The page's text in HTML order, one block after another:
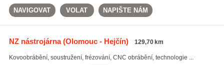
NAVIGOVAT VOLAT NAPIŠTE NÁM
NZ nástrojárna(Olomouc - Hejčín) 129,70 km
Kovoobrábění, soustružení, frézování, CNC obrábění, technologie ...